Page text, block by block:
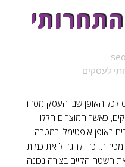
seo
לעסקים
לכל האופן שבו העסק מסדר
כאשר המוצרים הללו
באופן אופטימלי במטרה
כדי להגדיל את כמות
השטח הקיים בצורה נכונה,